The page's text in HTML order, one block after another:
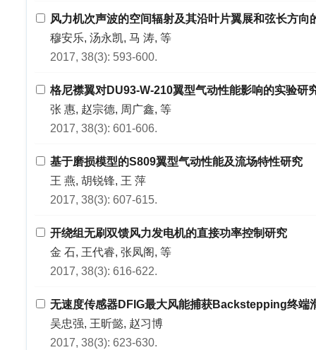
风力机次声波的空间辐射及其沿叶片翼展和弦长方向
穆安乐, 汤永凯, 马 涛, 等
2017, 38(3): 593-600.
格尼襟翼对DU93-W-210翼型气动性能影响的实验研
张 惠, 赵宗德, 周广鑫, 等
2017, 38(3): 601-606.
基于磨损模型的S809翼型气动性能及流场特性研究
王 燕, 胡锐锋, 王 萍
2017, 38(3): 607-615.
开绕组无刷双馈风力发电机的直接功率控制研究
金 石, 王代睿, 张凤阁, 等
2017, 38(3): 616-622.
无速度传感器DFIG最大风能捕获Backstepping终端
吴忠强, 王昕懿, 赵习博
2017, 38(3): 623-630.